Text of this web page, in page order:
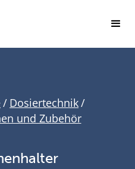
/ Dosiertechnik/
und Zubehör